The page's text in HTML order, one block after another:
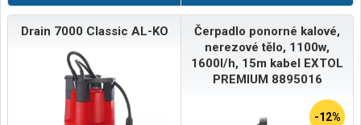
Drain 7000 Classic AL-KO
Čerpadlo ponorné kalové,
nerezové tělo, 1100w,
1600l/h, 15m kabel EXTOL
PREMIUM 8895016
-12%